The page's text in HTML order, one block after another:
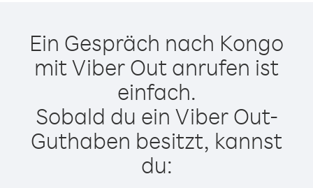
Ein Gespräch nach Kongo
mit Viber Out anrufen ist
einfach.
Sobald du ein Viber Out-
Guthaben besitzt, kannst
du: